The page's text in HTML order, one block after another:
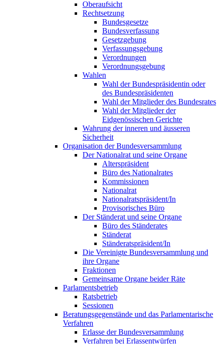
Oberaufsicht
Rechtsetzung
Bundesgesetze
Bundesverfassung
Gesetzgebung
Verfassungsgebung
Verordnungen
Verordnungsgebung
Wahlen
Wahl der Bundespräsidentin oder
des Bundespräsidenten
Wahl der Mitglieder des Bundesrates
Wahl der Mitglieder der
Eidgenössischen Gerichte
Wahrung der inneren und äusseren
Sicherheit
Organisation der Bundesversammlung
Der Nationalrat und seine Organe
Alterspräsident
Büro des Nationalrates
Kommissionen
Nationalrat
Nationalratspräsident/In
Provisorisches Büro
Der Ständerat und seine Organe
Büro des Ständerates
Ständerat
Ständeratspräsident/In
Die Vereinigte Bundesversammlung und
ihre Organe
Fraktionen
Gemeinsame Organe beider Räte
Parlamentsbetrieb
Ratsbetrieb
Sessionen
Beratungsgegenstände und das Parlamentarische
Verfahren
Erlasse der Bundesversammlung
Verfahren bei Erlassentwürfen